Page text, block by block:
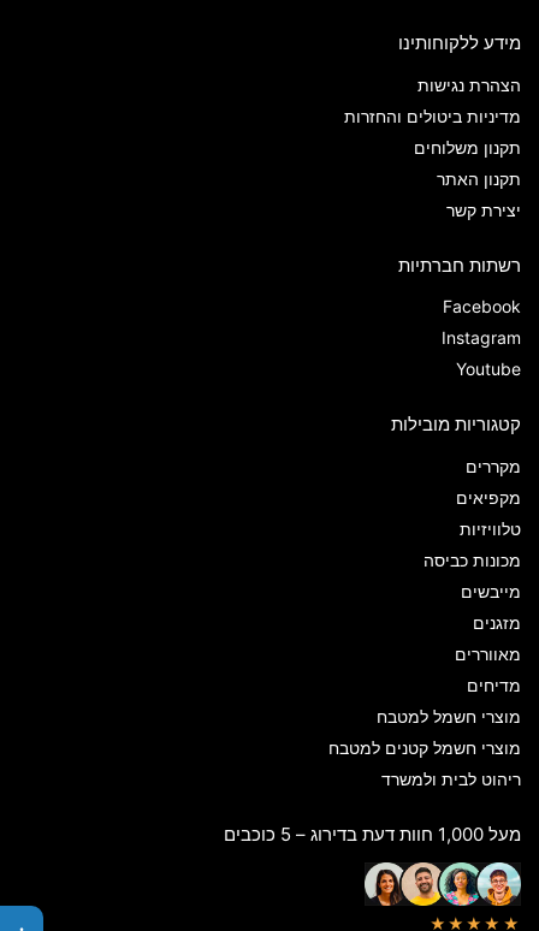
מידע ללקוחותינו
הצהרת נגישות
מדיניות ביטולים והחזרות
תקנון משלוחים
תקנון האתר
יצירת קשר
רשתות חברתיות
Facebook
Instagram
Youtube
קטגוריות מובילות
מקררים
מקפיאים
טלוויזיות
מכונות כביסה
מייבשים
מזגנים
מאווררים
מדיחים
מוצרי חשמל למטבח
מוצרי חשמל קטנים למטבח
ריהוט לבית ולמשרד
מעל 1,000 חוות דעת בדירוג – 5 כוכבים
★★★★★